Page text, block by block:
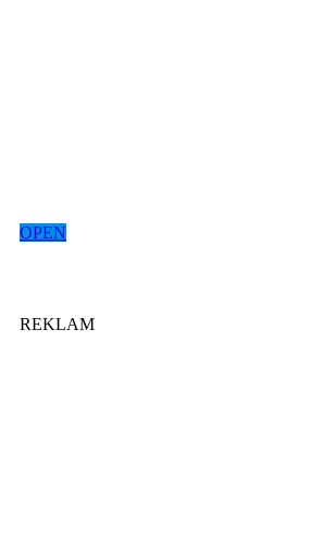
OPEN
REKLAM